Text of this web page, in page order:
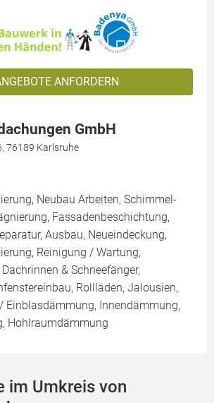
ANFORDERN
GmbH
76189 Karlsruhe
Neubau Arbeiten, Schimmel-
Fassadenbeschichtung,
Ausbau, Neueindeckung,
Reinigung / Wartung,
& Schneefänger,
Rollläden, Jalousien,
Einblasdämmung, Innendämmung,
Hohlraumdämmung
im Umkreis von